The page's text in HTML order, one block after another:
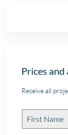
Prices
Receive all